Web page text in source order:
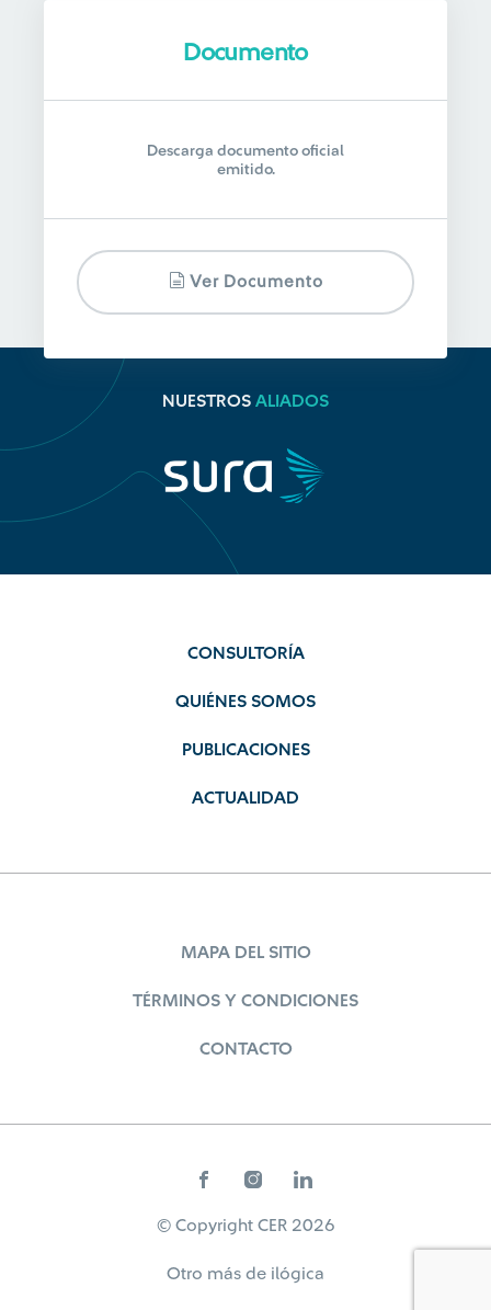
Documento
Descarga documento oficial
emitido.
Ver Documento
NUESTROS ALIADOS
CONSULTORÍA
QUIÉNES SOMOS
PUBLICACIONES
ACTUALIDAD
MAPA DEL SITIO
TÉRMINOS Y CONDICIONES
CONTACTO
© Copyright CER 2026
Otro más de ilógica